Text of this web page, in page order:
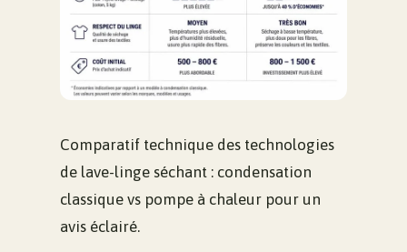
Comparatif technique des technologies
de lave-linge séchant : condensation
classique vs pompe à chaleur pour un
avis éclairé.